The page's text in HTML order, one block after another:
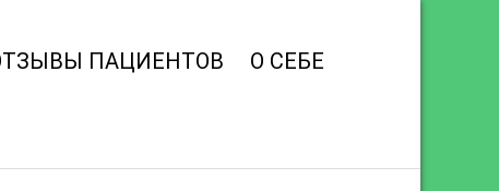
ПАЦИЕНТОВ
О СЕБЕ